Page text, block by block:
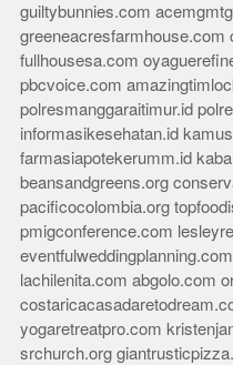
guiltybunnies.com
greeneacresfarmhouse.com
fullhousesa.com
pbcvoice.com
polresmanggaraitimur.id
informasikesehatan.id
farmasiapotekerumm.id
beansandgreens.org
pacificocolombia.org
pmigconference.com
eventfulweddingplanning.com
lachilenita.com abgolo.com
yogaretreatpro.com
srchurch.org